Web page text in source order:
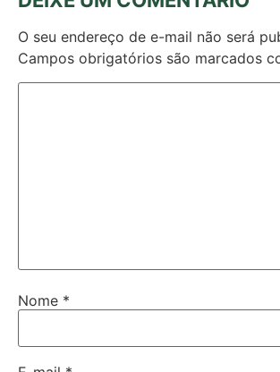
O seu endereço de e-mail não será
Campos obrigatórios são marcados
Nome *